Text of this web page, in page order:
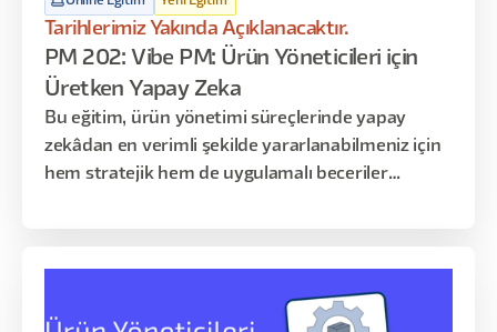
Tarihlerimiz Yakında Açıklanacaktır.
PM 202: Vibe PM: Ürün Yöneticileri için
Üretken Yapay Zeka
Bu eğitim, ürün yönetimi süreçlerinde yapay
zekâdan en verimli şekilde yararlanabilmeniz için
hem stratejik hem de uygulamalı beceriler
hazırlama ve raporlama, akış haritalama,